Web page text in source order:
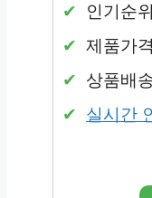
인기순
제품가
상품배
실시간